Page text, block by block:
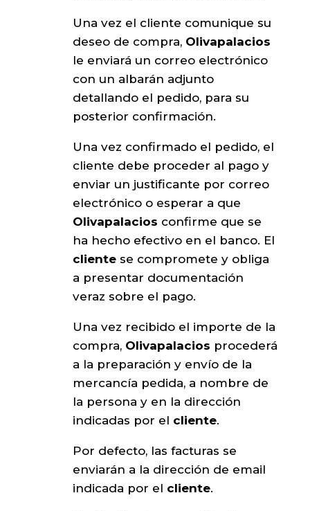
Una vez el cliente comunique su
deseo de compra, Olivapalacios
le enviará un correo electrónico
con un albarán adjunto
detallando el pedido, para su
posterior confirmación.
Una vez confirmado el pedido, el
cliente debe proceder al pago y
enviar un justificante por correo
electrónico o esperar a que
Olivapalacios confirme que se
ha hecho efectivo en el banco. El
clientese compromete y obliga
a presentar documentación
veraz sobre el pago.
Una vez recibido el importe de la
compra, Olivapalacios procederá
a la preparación y envío de la
mercancía pedida, a nombre de
la persona y en la dirección
indicadas por el cliente.
Por defecto, las facturas se
enviarán a la dirección de email
indicada por el cliente.